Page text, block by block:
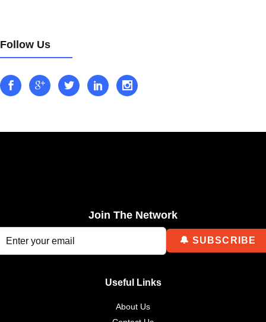
Follow Us
Join The Network
Useful Links
About Us